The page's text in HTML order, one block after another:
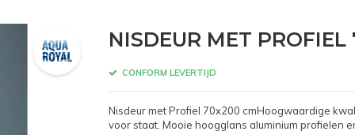
NISDEUR MET
CONFORM LEVERTIJD
Nisdeur met Profiel 70x200 cmHoogwaardige
voor staat. Mooie hoogglans aluminium profielen